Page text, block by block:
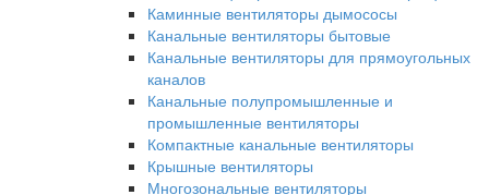
Каминные вентиляторы дымососы
Канальные вентиляторы бытовые
Канальные вентиляторы для прямоугольных
каналов
Канальные полупромышленные и
промышленные вентиляторы
Компактные канальные вентиляторы
Крышные вентиляторы
Многозональные вентиляторы